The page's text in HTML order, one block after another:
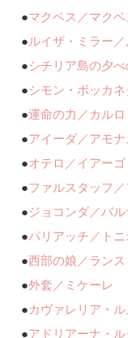
●マクベス／マクベ
●ルイザ・ミラー
●シチリア島の夕
●シモン・ボッカ
●運命の力／カルロ
●アイーダ／アモナ
●オテロ／イアーゴ
●ファルスタッフ
●ジョコンダ／バ
●パリアッチ／トニ
●西部の娘／ランス
●外套／ミケーレ
●カヴァレリア・
●アドリアーナ・